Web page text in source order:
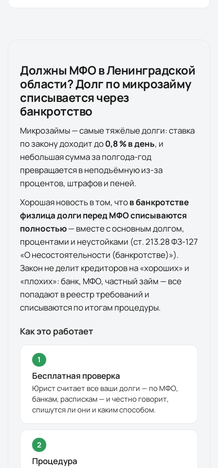
Должны МФО вЛенинградской
области? Долг по микрозайму
списывается через
банкротство
Микрозаймы — самые тяжёлые долги: ставка
по закону доходит до0,8 % в день, и
небольшая сумма за полгода-год
превращается в неподъёмную из-за
процентов, штрафов и пеней.
Хорошая новость в том, чтов банкротстве
физлица долги перед МФО списываются
полностью— вместе с основным долгом,
процентами и неустойками (ст. 213.28 ФЗ-127
«О несостоятельности (банкротстве)»).
Закон не делит кредиторов на «хороших» и
«плохих»: банк, МФО, частный займ — все
попадают в реестр требований и
списываются по итогам процедуры.
Как это работает
1
Бесплатная проверка
Юрист считает все ваши долги — по МФО,
банкам, распискам — и честно говорит,
спишутся ли они и каким способом.
2
Процедура